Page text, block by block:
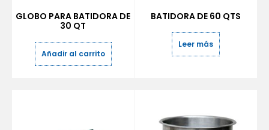
GLOBO PARA BATIDORA DE
30 QT
Añadir al carrito
BATIDORA DE 60 QTS
Leer más